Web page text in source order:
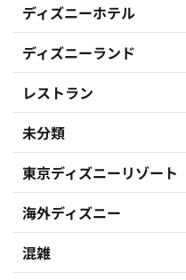
ディズニーホテル
ディズニーランド
レストラン
未分類
東京ディズニーリゾート
海外ディズニー
混雑